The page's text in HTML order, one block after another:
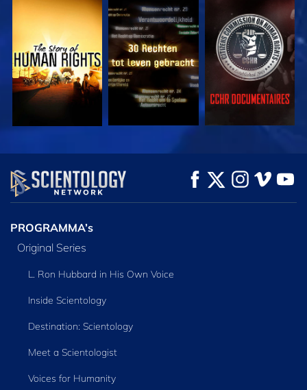
KIJK KIJK KIJK
KIJK VERKEN DE SERIE
PROGRAMMA’s
Original Series
L. Ron Hubbard in His Own Voice
Inside Scientology
Destination: Scientology
Meet a Scientologist
Voices for Humanity